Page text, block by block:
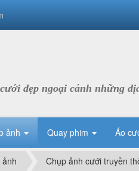
đẹp ngoại cảnh những
ảnh Quay phim Áo
Chụp ảnh cưới truyền